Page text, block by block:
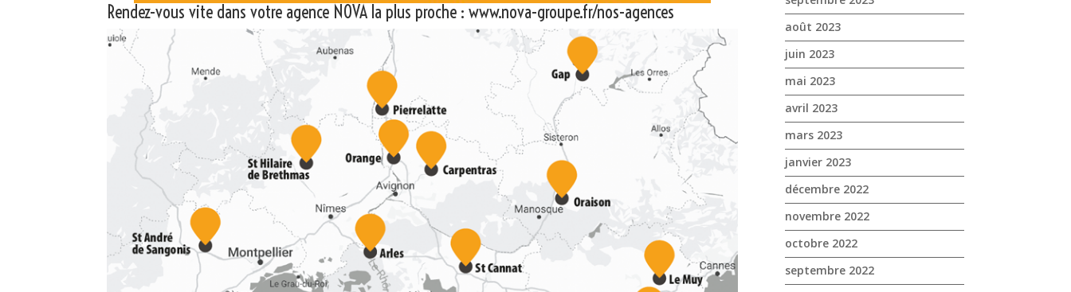
Rendez-vous vite dans votre agence NOVA la plus proche :www.nova-groupe.fr/nos-agences
août 2023
juin 2023
mai 2023
avril 2023
mars 2023
janvier 2023
décembre 2022
novembre 2022
octobre 2022
septembre 2022